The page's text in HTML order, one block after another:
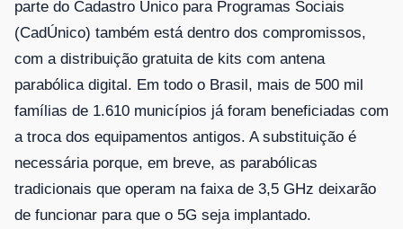
parte do Cadastro Único para Programas Sociais
(CadÚnico) também está dentro dos compromissos,
com a distribuição gratuita de kits com antena
parabólica digital. Em todo o Brasil, mais de 500 mil
famílias de 1.610 municípios já foram beneficiadas com
a troca dos equipamentos antigos. A substituição é
necessária porque, em breve, as parabólicas
tradicionais que operam na faixa de 3,5 GHz deixarão
de funcionar para que o 5G seja implantado.